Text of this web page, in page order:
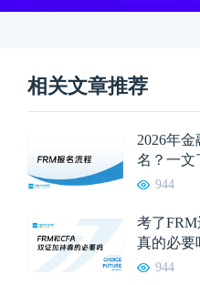
相关文章推荐
2026年
名？一文
944
考了
真的必要
944